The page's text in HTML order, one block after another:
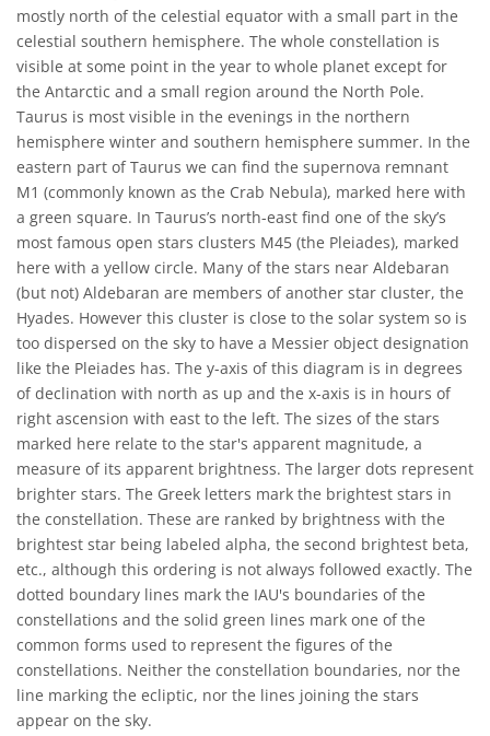
mostly north of the celestial equator with a small part in the
celestial southern hemisphere. The whole constellation is
visible at some point in the year to whole planet except for
the Antarctic and a small region around the North Pole.
Taurus is most visible in the evenings in the northern
hemisphere winter and southern hemisphere summer. In the
eastern part of Taurus we can find the supernova remnant
M1 (commonly known as the Crab Nebula), marked here with
a green square. In Taurus’s north-east find one of the sky’s
most famous open stars clusters M45 (the Pleiades), marked
here with a yellow circle. Many of the stars near Aldebaran
(but not) Aldebaran are members of another star cluster, the
Hyades. However this cluster is close to the solar system so is
too dispersed on the sky to have a Messier object designation
like the Pleiades has. The y-axis of this diagram is in degrees
of declination with north as up and the x-axis is in hours of
right ascension with east to the left. The sizes of the stars
marked here relate to the star's apparent magnitude, a
measure of its apparent brightness. The larger dots represent
brighter stars. The Greek letters mark the brightest stars in
the constellation. These are ranked by brightness with the
brightest star being labeled alpha, the second brightest beta,
etc., although this ordering is not always followed exactly. The
dotted boundary lines mark the IAU's boundaries of the
constellations and the solid green lines mark one of the
common forms used to represent the figures of the
constellations. Neither the constellation boundaries, nor the
line marking the ecliptic, nor the lines joining the stars
appear on the sky.